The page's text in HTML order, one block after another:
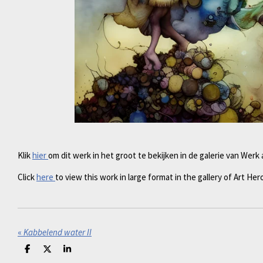
Klikhierom dit werk in het groot te bekijken in de galerie van Werk
Clickhere to view this work in large format in the gallery of Art
« Kabbelend water II
D
D
S